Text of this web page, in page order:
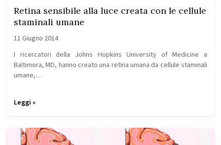
Retina sensibile alla luce creata con le cellule
staminali umane
11 Giugno 2014
I ricercatori della Johns Hopkins University of Medicine a
Baltimora, MD, hanno creato una retina umana da cellule staminali
umane,…
Leggi »